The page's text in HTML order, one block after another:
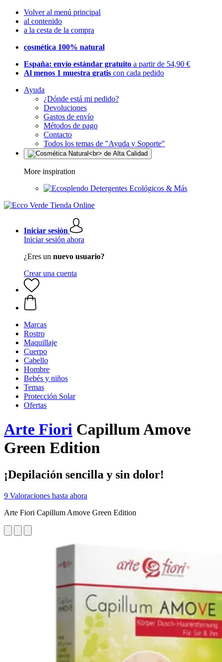
Volver al menú principal
al contenido
a la cesta de la compra
cosmética 100% natural
España: envío estándar gratuito a partir de 54,90 €
Al menos 1 muestra gratis con cada pedido
Ayuda
¿Dónde está mi pedido?
Devoluciones
Gastos de envío
Métodos de pago
Contacto
Todos los temas de "Ayuda y Soporte"
More inspiration
Detergentes Ecológicos & Más
Iniciar sesión
Iniciar sesión ahora
¿Eres un nuevo usuario?
Crear una cuenta
Marcas
Rostro
Maquillaje
Cuerpo
Cabello
Hombre
Bebés y niños
Temas
Protección Solar
Ofertas
Arte Fiori Capillum Amove
Green Edition
¡Depilación sencilla y sin dolor!
9 Valoraciones hasta ahora
Arte Fiori Capillum Amove Green Edition